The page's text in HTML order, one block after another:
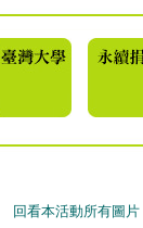
回看本活動所有圖片